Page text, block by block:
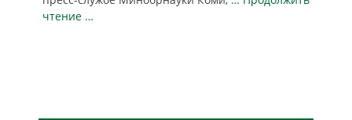
чтение …